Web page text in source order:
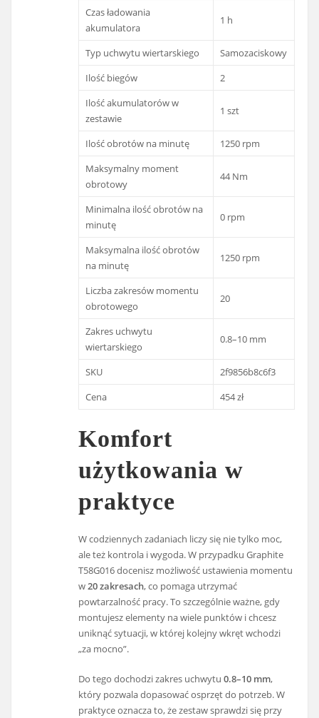
Czas ładowania
akumulatora
1 h
Typ uchwytu wiertarskiego
Samozaciskowy
Ilość biegów
2
Ilość akumulatorów w
zestawie
1 szt
Ilość obrotów na minutę
1250 rpm
Maksymalny moment
obrotowy
44 Nm
Minimalna ilość obrotów na
minutę
0 rpm
Maksymalna ilość obrotów
na minutę
1250 rpm
Liczba zakresów momentu
obrotowego
20
Zakres uchwytu
wiertarskiego
0.8–10 mm
SKU
2f9856b8c6f3
Cena
454 zł
Komfort
użytkowania w
praktyce
W codziennych zadaniach liczy się nie tylko moc,
ale też kontrola i wygoda. W przypadku Graphite
T58G016 docenisz możliwość ustawienia momentu
w20 zakresach, co pomaga utrzymać
powtarzalność pracy. To szczególnie ważne, gdy
montujesz elementy na wiele punktów i chcesz
uniknąć sytuacji, w której kolejny wkręt wchodzi
„za mocno”.
Do tego dochodzi zakres uchwytu0.8–10 mm,
który pozwala dopasować osprzęt do potrzeb. W
praktyce oznacza to, że zestaw sprawdzi się przy